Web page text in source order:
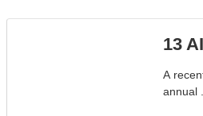
13
A
annual